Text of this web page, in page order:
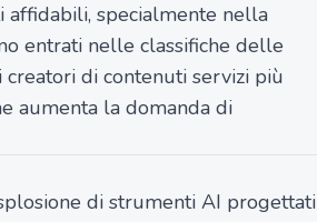
specialmente nella
entrati nelle classifiche delle
di contenuti servizi più
aumenta la domanda di
di strumenti AI progettati